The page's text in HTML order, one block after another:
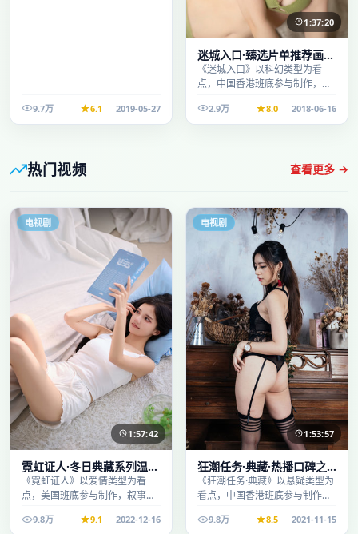
9.7万 6.1 2019-05-27
1:37:20
迷城入口·臻选片单推荐画质
清晰观看流畅
《迷城入口》以科幻类型为看
点，中国香港班底参与制作，叙
段观看。
2.9万 8.0 2018-06-16
热门视频 查看更多 →
电视剧
1:57:42
霓虹证人·冬日典藏系列温情
叙事引人入胜
《霓虹证人》以爱情类型为看
点，美国班底参与制作，叙事完
看。9.8万 9.1 2022-12-16
电视剧
1:53:57
狂潮任务·典藏·热播口碑之
作剧情扎实演技在线
《狂潮任务·典藏》以悬疑类型为
看点，中国香港班底参与制作，
时段观看。
9.8万 8.5 2021-11-15